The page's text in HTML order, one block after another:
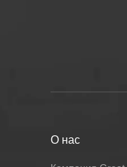
О нас